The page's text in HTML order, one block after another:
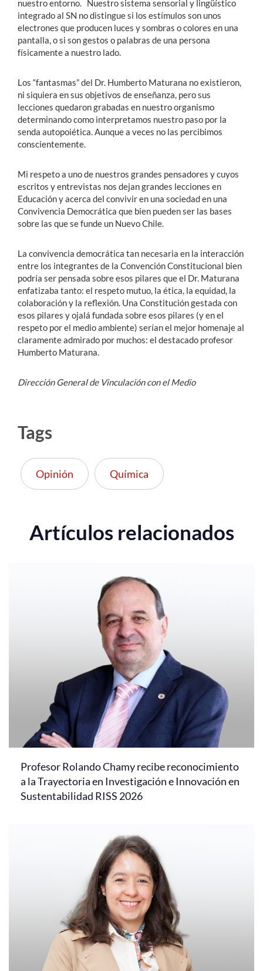
nuestro entorno. Nuestro sistema sensorial y lingüístico
integrado al SN no distingue si los estímulos son unos
electrones que producen luces y sombras o colores en una
pantalla, o si son gestos o palabras de una persona
físicamente a nuestro lado.
Los “fantasmas” del Dr. Humberto Maturana no existieron,
ni siquiera en sus objetivos de enseñanza, pero sus
lecciones quedaron grabadas en nuestro organismo
determinando como interpretamos nuestro paso por la
senda autopoiética. Aunque a veces no las percibimos
conscientemente.
Mi respeto a uno de nuestros grandes pensadores y cuyos
escritos y entrevistas nos dejan grandes lecciones en
Educación y acerca del convivir en una sociedad en una
Convivencia Democrática que bien pueden ser las bases
sobre las que se funde un Nuevo Chile.
La convivencia democrática tan necesaria en la interacción
entre los integrantes de la Convención Constitucional bien
podría ser pensada sobre esos pilares que el Dr. Maturana
enfatizaba tanto: el respeto mutuo, la ética, la equidad, la
colaboración y la reflexión. Una Constitución gestada con
esos pilares y ojalá fundada sobre esos pilares (y en el
respeto por el medio ambiente) serían el mejor homenaje al
claramente admirado por muchos: el destacado profesor
Humberto Maturana.
Dirección General de Vinculación con el Medio
Tags
Opinión Química
Artículos relacionados
Profesor Rolando Chamy recibe reconocimiento
a la Trayectoria en Investigación e Innovación en
Sustentabilidad RISS 2026